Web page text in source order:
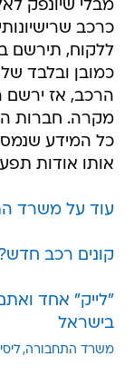
מבלי שיונפק
כרכב
ללקוח, תירשם
הרכב, אז ירשם
מקרה. חברות
כל המידע
אותו אודות
עוד על משרד
קונים רכב
"לייק" אחד
בישראל
משרד התחבורה